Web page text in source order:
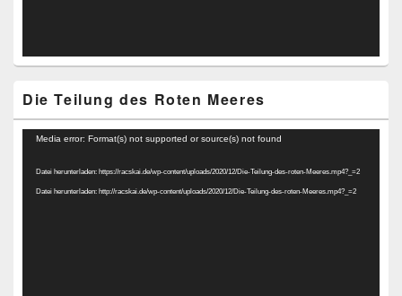
Die Teilung des Roten Meeres
Video-
Media error: Format(s) not supported or source(s) not found
Datei herunterladen: https://racskai.de/wp-content/uploads/2020/12/Die-Teilung-des-roten-Meeres.mp4?_=2
Datei herunterladen: http://racskai.de/wp-content/uploads/2020/12/Die-Teilung-des-roten-Meeres.mp4?_=2